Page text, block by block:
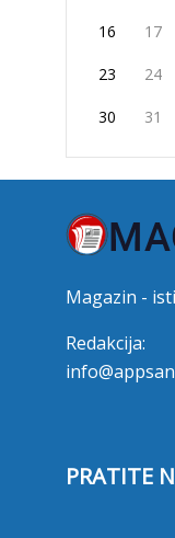
16 17
23 24
30 31
Magazin -
Redakcija:
PRATITE